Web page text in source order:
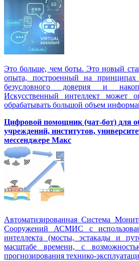
Это больше, чем боты. Это новый
опыта, построенный на принципах
безусловного доверия и
Искусственный интеллект может
обрабатывать большой объем
Цифровой помощник (чат-бот) для
учреждений, институтов,
мессенджере Макс
Автоматизированная Система
Сооружений АСМИС с
интеллекта (мосты, эстакады и
масштабе времени, с
прогнозирования технико-